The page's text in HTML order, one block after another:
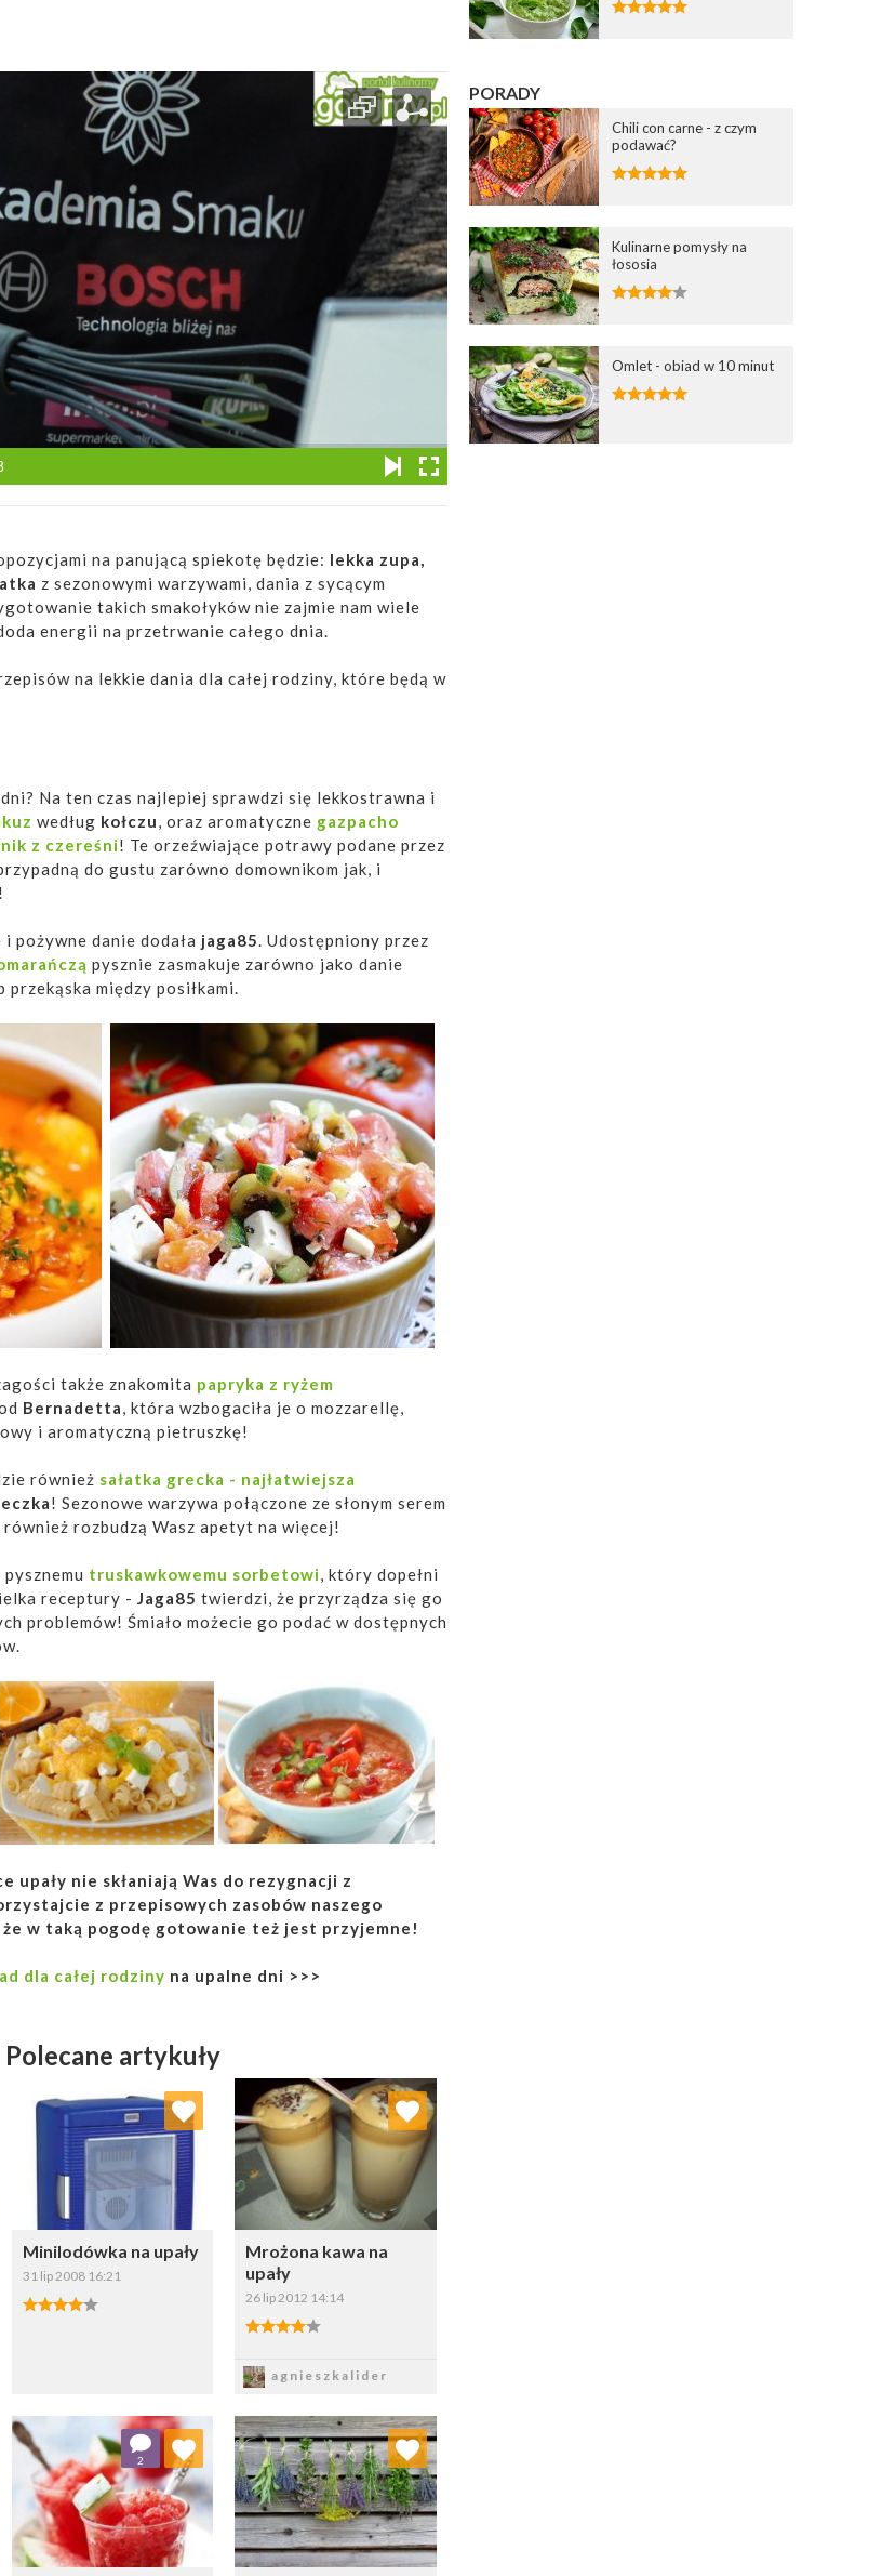
na panującą spiekotę będzie: lekka zupa,
z sezonowymi warzywami, dania z sycącym
takich smakołyków nie zajmie nam wiele
energii na przetrwanie całego dnia.
na lekkie dania dla całej rodziny, które będą w
Na ten czas najlepiej sprawdzi się lekkostrawna i
według kołczu , oraz aromatyczne gazpacho
z czereśni! Te orzeźwiające potrawy podane przez
do gustu zarówno domownikom jak, i
pożywne danie dodała jaga85 . Udostępniony przez
pysznie zasmakuje zarówno jako danie
między posiłkami.
także znakomita papryka z ryżem
Bernadetta , która wzbogaciła je o mozzarellę,
i aromatyczną pietruszkę!
również sałatka grecka - najłatwiejsza
! Sezonowe warzywa połączone ze słonym serem
rozbudzą Wasz apetyt na więcej!
truskawkowemu sorbetowi , który dopełni
receptury - Jaga85 twierdzi, że przyrządza się go
problemów! Śmiało możecie go podać w dostępnych
upały nie skłaniają Was do rezygnacji z
z przepisowych zasobów naszego
w taką pogodę gotowanie też jest przyjemne!
dla całej rodziny na upalne dni >>>
Polecane artykuły
Minilodówka na upały
31 lip 2008 16:21
4.00/5
Dodaj do ulubionych
Wybierz listę:
Mrożona kawa na
upały
26 lip 2012 14:14
4.00/5
agnieszkalider
Dodaj do ulubionych
Wybierz listę:
2
Dodaj do ulubionych
Wybierz listę:
Dodaj do ulubionych
Wybierz listę:
PORADY
Chili con carne - z czym
podawać?
Kulinarne pomysły na
łososia
Omlet - obiad w 10 minut